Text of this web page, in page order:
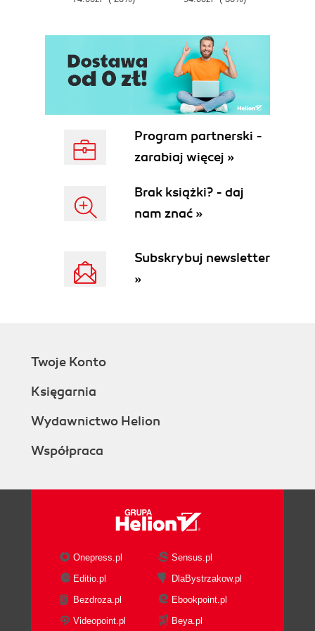
Dodatkowe elementy systemu rozszerzające
Program partnerski -
zarabiaj więcej »
Brak książki? - daj
nam znać »
Subskrybuj newsletter
»
Twoje Konto
Księgarnia
Wydawnictwo Helion
Współpraca
Onepress.pl
Sensus.pl
Editio.pl
DlaBystrzakow.pl
Bezdroza.pl
Ebookpoint.pl
Videopoint.pl
Beya.pl